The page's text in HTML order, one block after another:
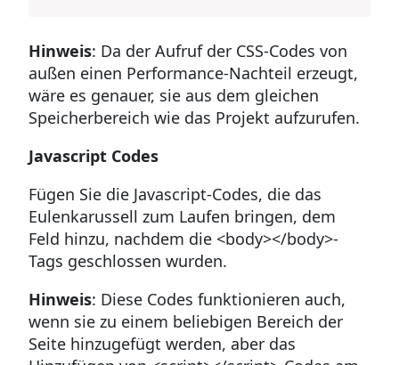
Hinweis: Da der Aufruf der CSS-Codes von
außen einen Performance-Nachteil erzeugt,
wäre es genauer, sie aus dem gleichen
Speicherbereich wie das Projekt aufzurufen.
Javascript Codes
Fügen Sie die Javascript-Codes, die das
Eulenkarussell zum Laufen bringen, dem
Feld hinzu, nachdem die <body></body>-
Tags geschlossen wurden.
Hinweis: Diese Codes funktionieren auch,
wenn sie zu einem beliebigen Bereich der
Seite hinzugefügt werden, aber das